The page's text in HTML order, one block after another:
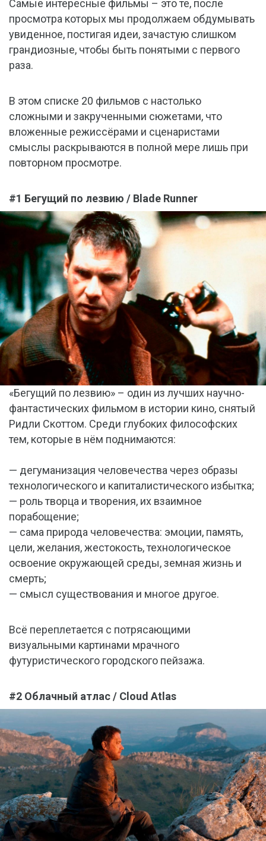
Самые интересные фильмы – это те, после
просмотра которых мы продолжаем обдумывать
увиденное, постигая идеи, зачастую слишком
грандиозные, чтобы быть понятыми с первого
раза.
В этом списке 20 фильмов с настолько
сложными и закрученными сюжетами, что
вложенные режиссёрами и сценаристами
смыслы раскрываются в полной мере лишь при
повторном просмотре.
#1 Бегущий по лезвию / Blade Runner
«Бегущий по лезвию» – один из лучших научно-
фантастических фильмом в истории кино, снятый
Ридли Скоттом. Среди глубоких философских
тем, которые в нём поднимаются:
— дегуманизация человечества через образы
технологического и капиталистического избытка;
— роль творца и творения, их взаимное
порабощение;
— сама природа человечества: эмоции, память,
цели, желания, жестокость, технологическое
освоение окружающей среды, земная жизнь и
смерть;
— смысл существования и многое другое.
Всё переплетается с потрясающими
визуальными картинами мрачного
футуристического городского пейзажа.
#2 Облачный атлас / Cloud Atlas